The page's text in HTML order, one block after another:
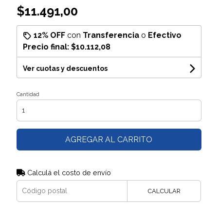
$11.491,00
12% OFFcon Transferenciao Efectivo
Precio final: $10.112,08
Ver cuotas y descuentos
Cantidad
AGREGAR AL CARRITO
Calculá el costo de envío
CALCULAR